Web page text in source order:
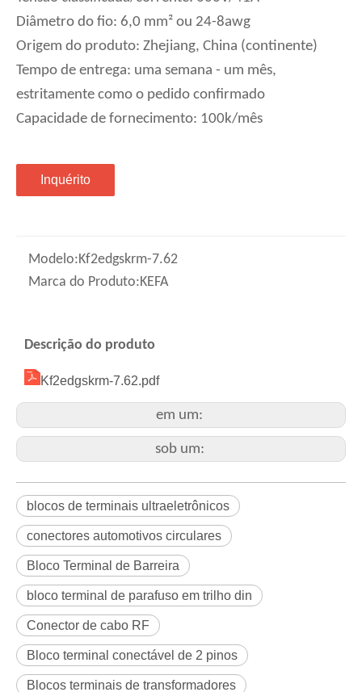
Diâmetro do fio: 6,0 mm² ou 24-8awg
Origem do produto: Zhejiang, China (continente)
Tempo de entrega: uma semana - um mês,
estritamente como o pedido confirmado
Capacidade de fornecimento: 100k/mês
Inquérito
Modelo:Kf2edgskrm-7.62
Marca do Produto:KEFA
Descrição do produto
Kf2edgskrm-7.62.pdf
em um:
sob um:
blocos de terminais ultraeletrônicos
conectores automotivos circulares
Bloco Terminal de Barreira
bloco terminal de parafuso em trilho din
Conector de cabo RF
Bloco terminal conectável de 2 pinos
Blocos terminais de transformadores